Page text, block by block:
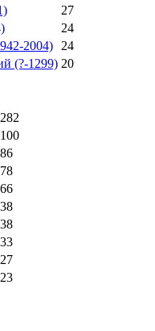
27
24
2004)
24
(?-1299) 20
282
100
86
78
66
38
38
33
27
23